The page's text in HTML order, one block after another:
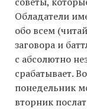
Обладатели
обо всем
заговора и
с абсолютно
срабатывает.
понедельник
вторник